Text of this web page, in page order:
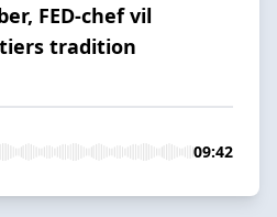
FED-chef vil
tradition
09:42